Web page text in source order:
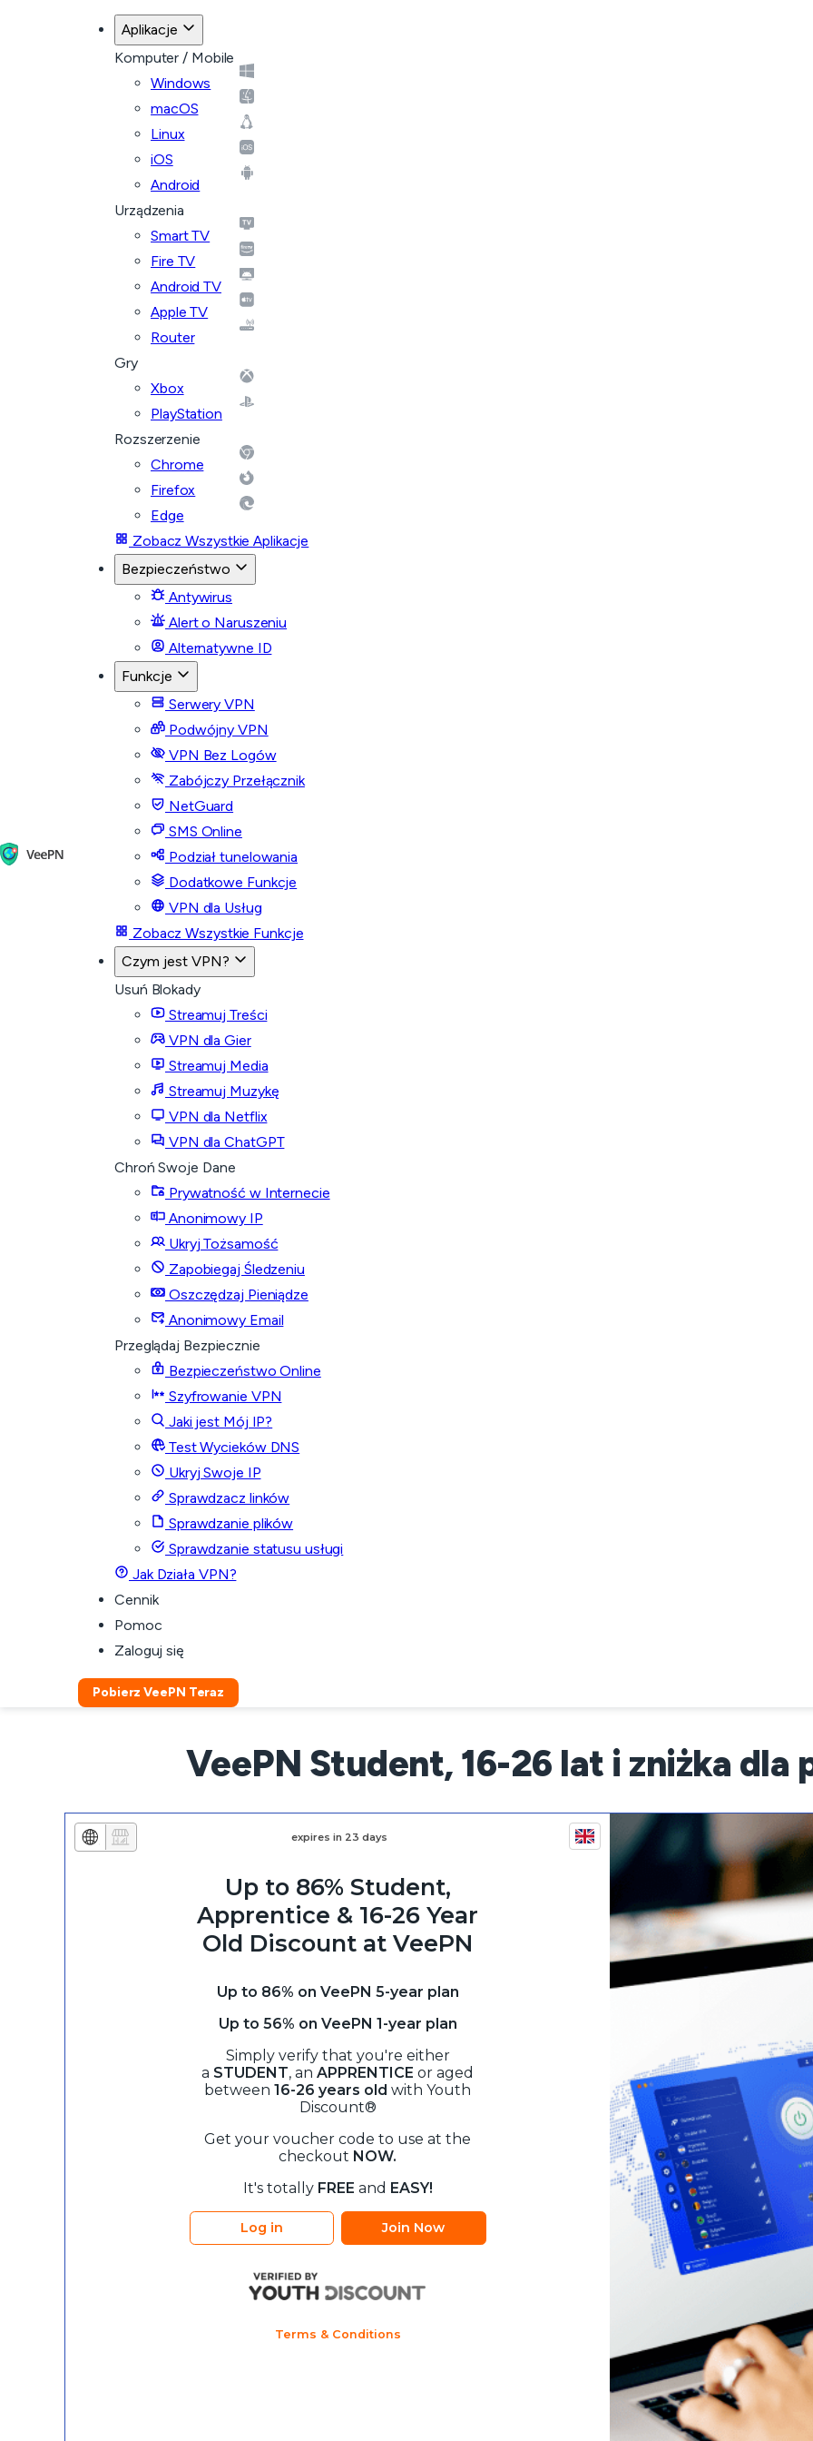
Aplikacje
Komputer / Mobile
Windows
macOS
Linux
iOS
Android
Urządzenia
Smart TV
Fire TV
Android TV
Apple TV
Router
Gry
Xbox
PlayStation
Rozszerzenie
Chrome
Firefox
Edge
Zobacz Wszystkie Aplikacje
Bezpieczeństwo
Antywirus
Alert o Naruszeniu
Alternatywne ID
Funkcje
Serwery VPN
Podwójny VPN
VPN Bez Logów
Zabójczy Przełącznik
NetGuard
SMS Online
Podział tunelowania
Dodatkowe Funkcje
VPN dla Usług
Zobacz Wszystkie Funkcje
Czym jest VPN?
Usuń Blokady
Streamuj Treści
VPN dla Gier
Streamuj Media
Streamuj Muzykę
VPN dla Netflix
VPN dla ChatGPT
Chroń Swoje Dane
Prywatność w Internecie
Anonimowy IP
Ukryj Tożsamość
Zapobiegaj Śledzeniu
Oszczędzaj Pieniądze
Anonimowy Email
Przeglądaj Bezpiecznie
Bezpieczeństwo Online
Szyfrowanie VPN
Jaki jest Mój IP?
Test Wycieków DNS
Ukryj Swoje IP
Sprawdzacz linków
Sprawdzanie plików
Sprawdzanie statusu usługi
Jak Działa VPN?
Cennik
Pomoc
Zaloguj się
Pobierz VeePN Teraz
VeePN Student, 16-26 lat i zniżka